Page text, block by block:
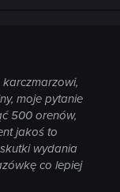
karczmarzowi,
moje pytanie
500 orenów,
jakoś to
wydania
co lepiej